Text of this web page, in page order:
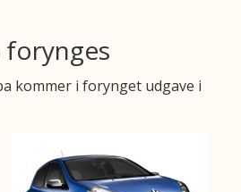
forynges
kommer i forynget udgave i